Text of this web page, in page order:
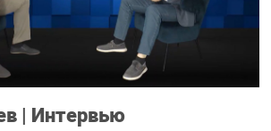
| Интервью